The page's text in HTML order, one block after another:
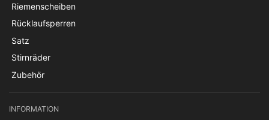
Riemenscheiben
Rücklaufsperren
Satz
Stirnräder
Zubehör
INFORMATION